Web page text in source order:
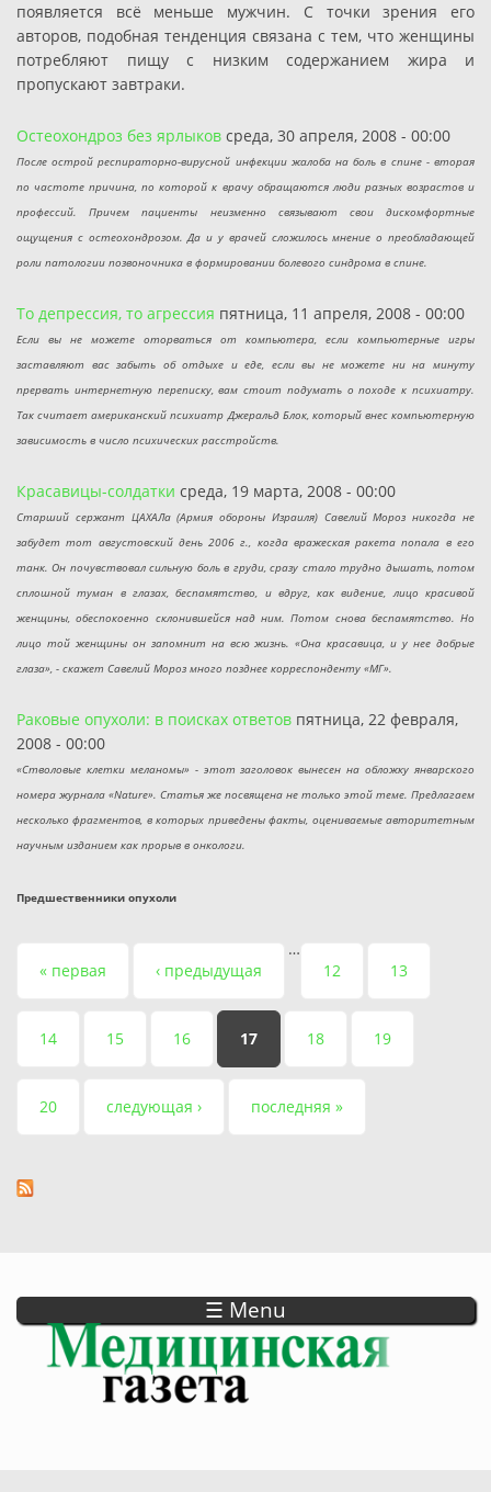
появляется всё меньше мужчин. С точки зрения его
авторов, подобная тенденция связана с тем, что женщины
потребляют пищу с низким содержанием жира и
пропускают завтраки.
Остеохондроз без ярлыков среда, 30 апреля, 2008 - 00:00
После острой респираторно-вирусной инфекции жалоба на боль в спине - вторая
по частоте причина, по которой к врачу обращаются люди разных возрастов и
профессий. Причем пациенты неизменно связывают свои дискомфортные
ощущения с остеохондрозом. Да и у врачей сложилось мнение о преобладающей
роли патологии позвоночника в формировании болевого синдрома в спине.
То депрессия, то агрессия пятница, 11 апреля, 2008 - 00:00
Если вы не можете оторваться от компьютера, если компьютерные игры
заставляют вас забыть об отдыхе и еде, если вы не можете ни на минуту
прервать интернетную переписку, вам стоит подумать о походе к психиатру.
Так считает американский психиатр Джеральд Блок, который внес компьютерную
зависимость в число психических расстройств.
Красавицы-солдатки среда, 19 марта, 2008 - 00:00
Старший сержант ЦАХАЛа (Армия обороны Израиля) Савелий Мороз никогда не
забудет тот августовский день 2006 г., когда вражеская ракета попала в его
танк. Он почувствовал сильную боль в груди, сразу стало трудно дышать, потом
сплошной туман в глазах, беспамятство, и вдруг, как видение, лицо красивой
женщины, обеспокоенно склонившейся над ним. Потом снова беспамятство. Но
лицо той женщины он запомнит на всю жизнь. «Она красавица, и у нее добрые
глаза», - скажет Савелий Мороз много позднее корреспонденту «МГ».
Раковые опухоли: в поисках ответов пятница, 22 февраля,
2008 - 00:00
«Стволовые клетки меланомы» - этот заголовок вынесен на обложку январского
номера журнала «Nature». Статья же посвящена не только этой теме. Предлагаем
несколько фрагментов, в которых приведены факты, оцениваемые авторитетным
научным изданием как прорыв в онкологи.
Предшественники опухоли
« первая ‹ предыдущая
…
12
13
14 15 16 17 18 19
20 следующая › последняя »
☰ Menu